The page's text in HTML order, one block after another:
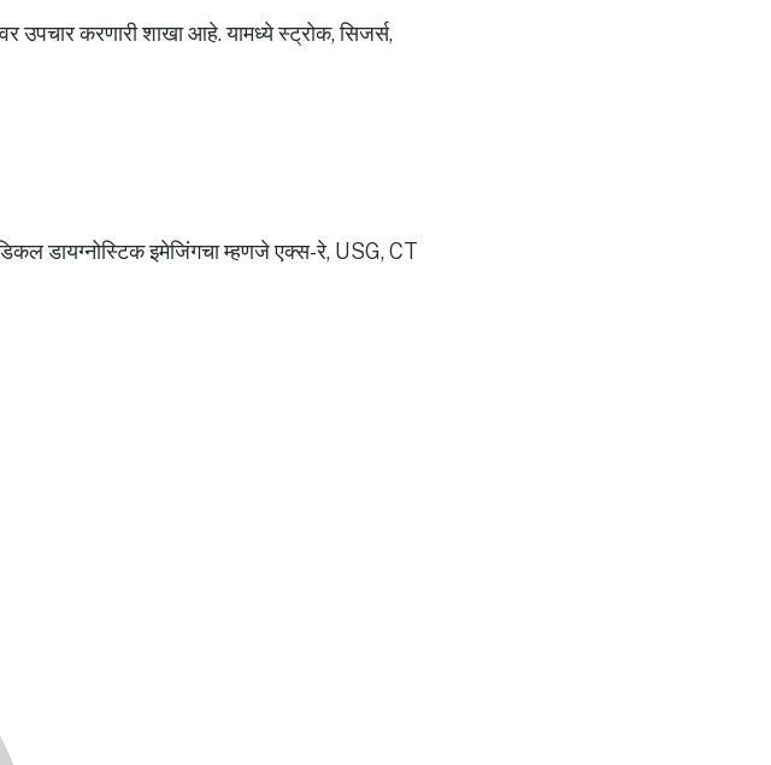
उपचार करणारी शाखा आहे. यामध्ये स्ट्रोक, सिजर्स,
डायग्नोस्टिक इमेजिंगचा म्हणजे एक्स-रे, USG, CT